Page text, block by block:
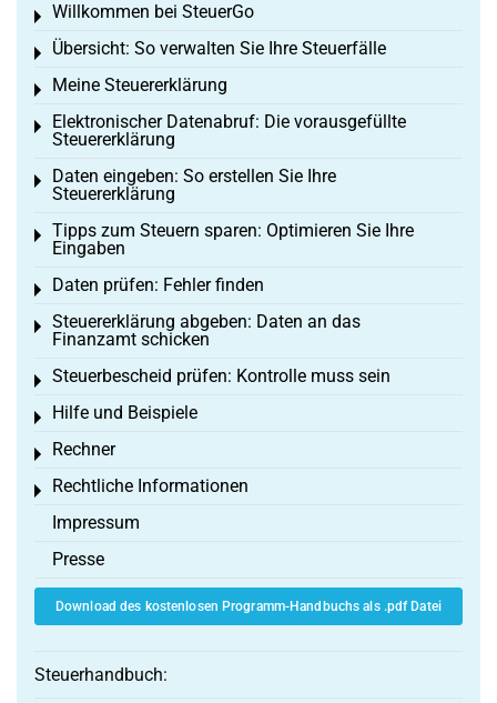
Willkommen bei SteuerGo
Toggle menu
Übersicht: So verwalten Sie Ihre Steuerfälle
Toggle menu
Meine Steuererklärung
Toggle menu
Elektronischer Datenabruf: Die vorausgefüllte
Steuererklärung
Toggle menu
Daten eingeben: So erstellen Sie Ihre
Steuererklärung
Toggle menu
Tipps zum Steuern sparen: Optimieren Sie Ihre
Eingaben
Toggle menu
Daten prüfen: Fehler finden
Toggle menu
Steuererklärung abgeben: Daten an das
Finanzamt schicken
Toggle menu
Steuerbescheid prüfen: Kontrolle muss sein
Toggle menu
Hilfe und Beispiele
Toggle menu
Rechner
Toggle menu
Rechtliche Informationen
Toggle menu
Impressum
Presse
Download des kostenlosen Programm-Handbuchs als .pdf Datei
Steuerhandbuch: